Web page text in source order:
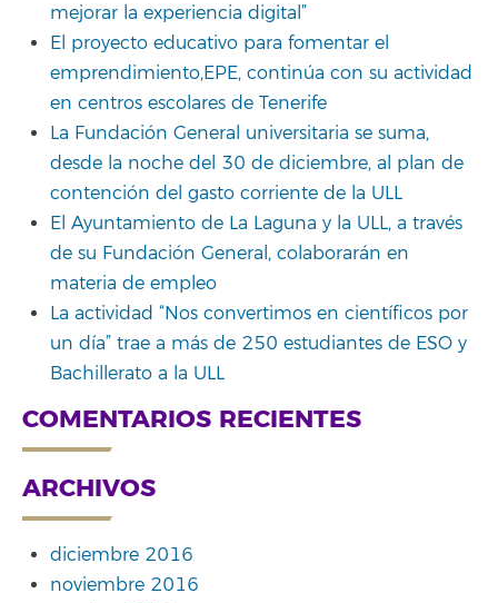
mejorar la experiencia digital”
El proyecto educativo para fomentar el
emprendimiento,EPE, continúa con su actividad
en centros escolares de Tenerife
La Fundación General universitaria se suma,
desde la noche del 30 de diciembre, al plan de
contención del gasto corriente de la ULL
El Ayuntamiento de La Laguna y la ULL, a través
de su Fundación General, colaborarán en
materia de empleo
La actividad “Nos convertimos en científicos por
un día” trae a más de 250 estudiantes de ESO y
Bachillerato a la ULL
COMENTARIOS RECIENTES
ARCHIVOS
diciembre 2016
noviembre 2016